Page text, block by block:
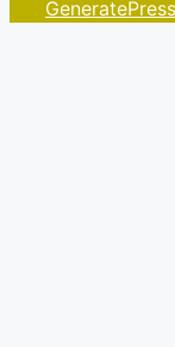
GeneratePress